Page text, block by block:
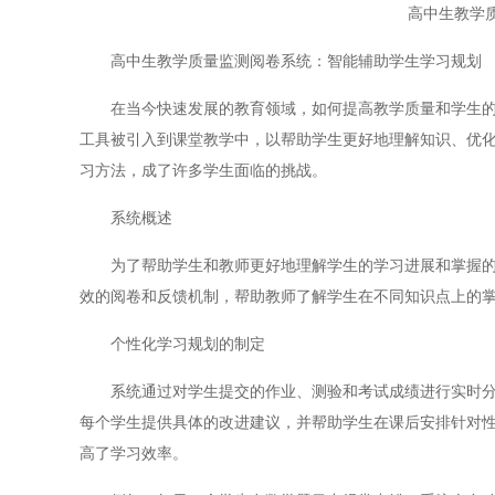
高中生教学
高中生教学质量监测阅卷系统：智能辅助学生学习规划
在当今快速发展的教育领域，如何提高教学质量和学生
工具被引入到课堂教学中，以帮助学生更好地理解知识、优
习方法，成了许多学生面临的挑战。
系统概述
为了帮助学生和教师更好地理解学生的学习进展和掌握的
效的阅卷和反馈机制，帮助教师了解学生在不同知识点上的
个性化学习规划的制定
系统通过对学生提交的作业、测验和考试成绩进行实时
每个学生提供具体的改进建议，并帮助学生在课后安排针对
高了学习效率。